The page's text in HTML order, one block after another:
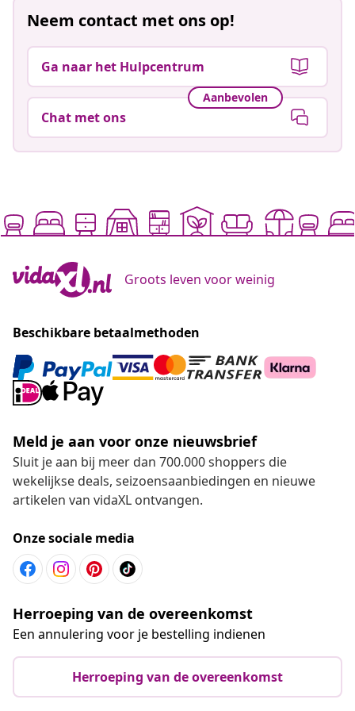
Neem contact met ons op!
Ga naar het Hulpcentrum
Aanbevolen
Chat met ons
Groots leven voor weinig
Beschikbare betaalmethoden
Meld je aan voor onze nieuwsbrief
Sluit je aan bij meer dan 700.000 shoppers die
wekelijkse deals, seizoensaanbiedingen en nieuwe
artikelen van vidaXL ontvangen.
Onze sociale media
Herroeping van de overeenkomst
Een annulering voor je bestelling indienen
Herroeping van de overeenkomst